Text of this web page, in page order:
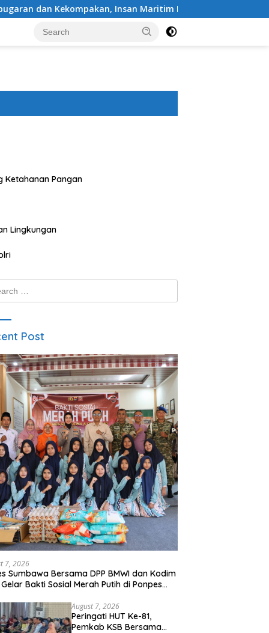
Insan Maritim Pelabuhan Bima Gelar Senam Bersama
Ketahanan Pangan
Lingkungan
Post
7, 2026
Sumbawa Bersama DPP BMWI dan Kodim
Gelar Bakti Sosial Merah Putih di Ponpes
August 7, 2026
Peringati HUT Ke-81,
Pemkab KSB Bersama